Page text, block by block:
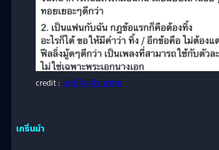
credit :เฟซบุ๊ค เต๋อ นวพล
เกริ่นนำ